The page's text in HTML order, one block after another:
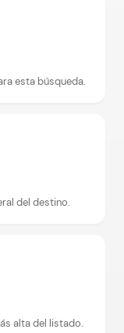
esta búsqueda.
del destino.
alta del listado.